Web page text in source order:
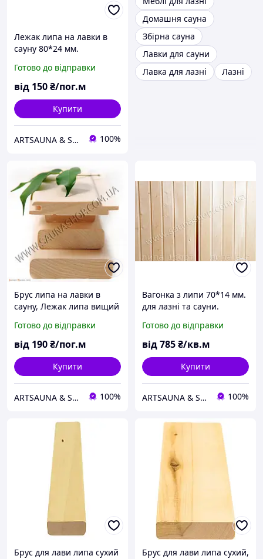
Лежак липа на лавки в
сауну 80*24 мм.
Готово до відправки
від 150₴/пог.м
Купити
ARTSAUNA & SAUNASHOP — магазин обладнання для сауни, лазні та хамаму 100%
Домашня сауна
Збірна сауна
Лавки для сауни
Лавка для лазні
Лазні
Брус липа на лавки в
сауну, Лежак липа вищий
Готово до відправки
від 190₴/пог.м
Купити
ARTSAUNA & SAUNASHOP — магазин обладнання для сауни, лазні та хамаму 100%
Вагонка з липи 70*14 мм.
для лазні та сауни.
Готово до відправки
від785₴/кв.м
Купити
ARTSAUNA & SAUNASHOP — магазин обладнання для сауни, лазні та хамаму 100%
Брус для лави липа сухий
Брус для лави липа сухий,